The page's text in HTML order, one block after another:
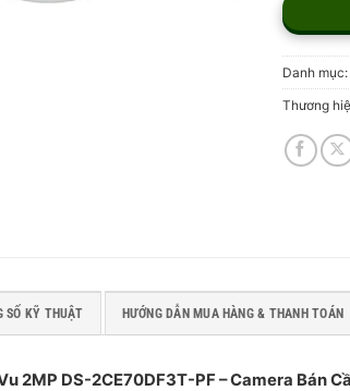
Danh
Thương
SỐ KỸ THUẬT HƯỚNG DẪN MUA HÀNG & THANH TOÁN
2MP DS-2CE70DF3T-PF – Camera Bán